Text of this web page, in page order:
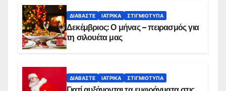
ΔΙΑΒΆΣΤΕ ΙΑΤΡΙΚΆ ΣΤΙΓΜΙΌΤΥΠΑ
Δεκέμβριος: Ο μήνας – πειρασμός για
τη σιλουέτα μας
ΔΙΑΒΆΣΤΕ ΙΑΤΡΙΚΆ ΣΤΙΓΜΙΌΤΥΠΑ